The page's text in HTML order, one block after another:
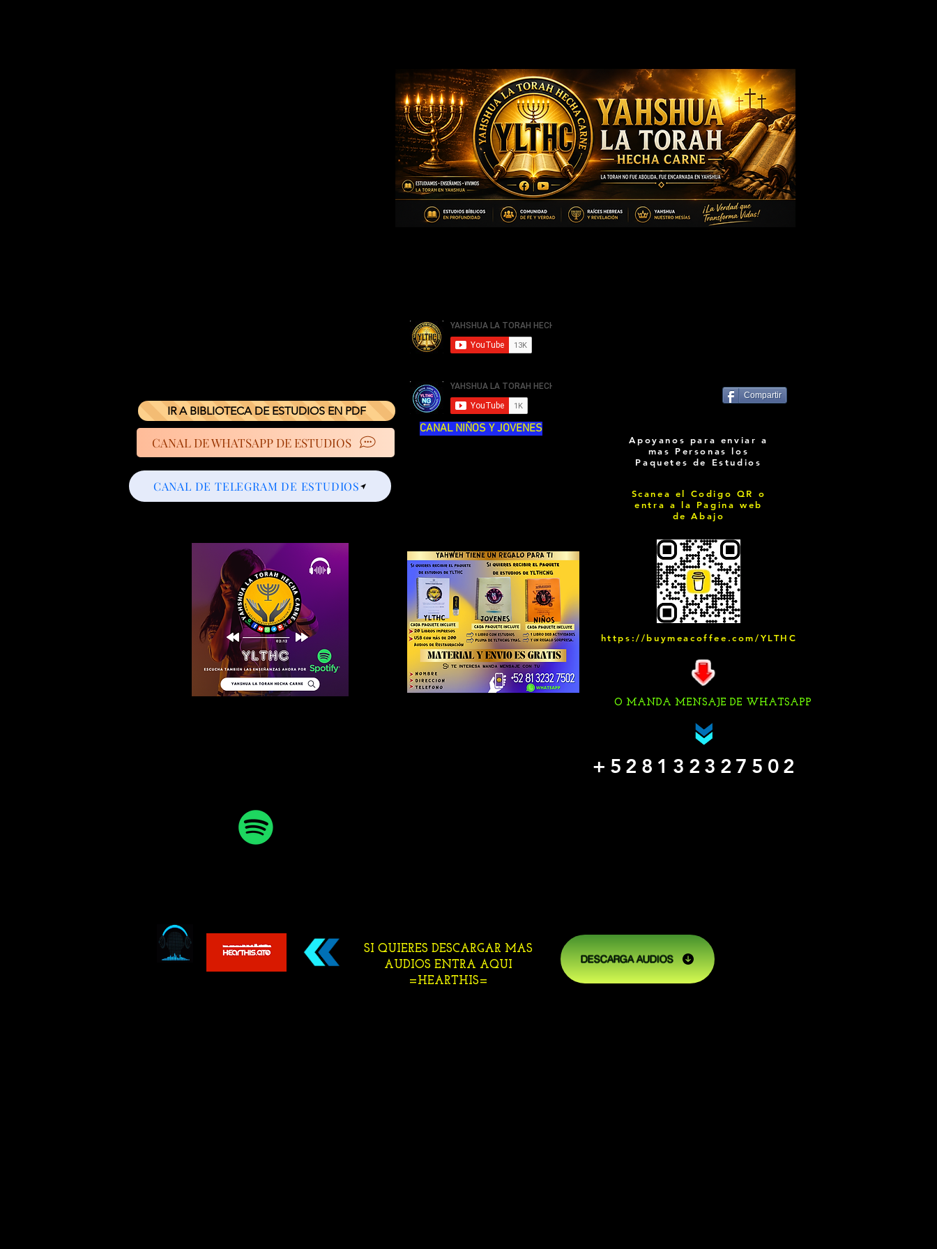
Compartir
IR A BIBLIOTECA DE ESTUDIOS EN PDF
CANAL DE WHATSAPP DE ESTUDIOS
CANAL NIÑOS Y JOVENES
CANAL DE TELEGRAM DE ESTUDIOS
Apoyanos para enviar a
mas Personas los
Paquetes de Estudios
Scanea el Codigo QR o
entra a la Pagina web
de Abajo
https://buymeacoffee.com/YLTHC
O MANDA MENSAJE DE WHATSAPP
+528132327502
SI QUIERES DESCARGAR MAS
AUDIOS ENTRA AQUI
=HEARTHIS=
DESCARGA AUDIOS